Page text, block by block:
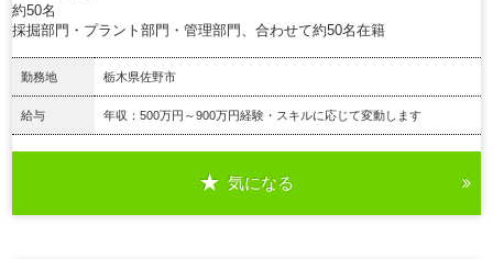
約50名
採掘部門・プラント部門・管理部門、合わせて約50名在籍
勤務地 栃木県佐野市
給与 年収：500万円～900万円経験・スキルに応じて変動します
気になる